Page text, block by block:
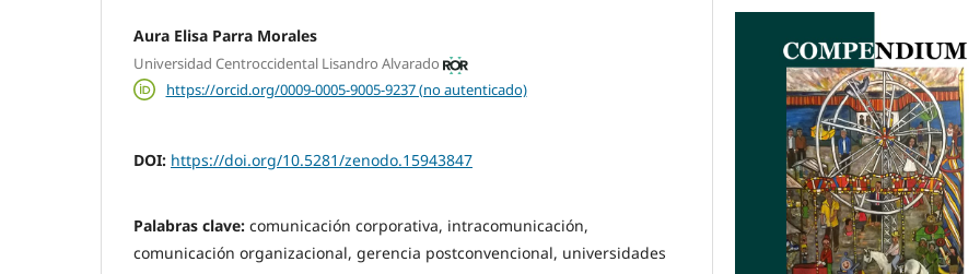
Aura Elisa Parra Morales
Universidad Centroccidental Lisandro Alvarado
https://orcid.org/0009-0005-9005-9237 (no autenticado)
DOI: https://doi.org/10.5281/zenodo.15943847
Palabras clave: comunicación corporativa, intracomunicación,
comunicación organizacional, gerencia postconvencional, universidades